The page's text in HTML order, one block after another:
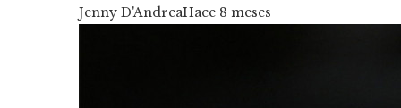
Jenny D'AndreaHace 8 meses